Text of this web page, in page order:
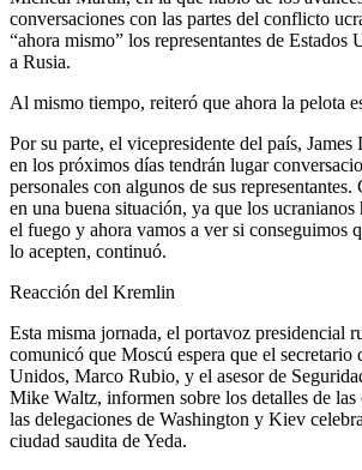
conversaciones con las partes del conflicto
“ahora mismo” los representantes de Estados
a Rusia.
Al mismo tiempo, reiteró que ahora la pelota
Por su parte, el vicepresidente del país, James
en los próximos días tendrán lugar
personales con algunos de sus representantes.
en una buena situación, ya que los ucranianos
el fuego y ahora vamos a ver si conseguimos
lo acepten, continuó.
Reacción del Kremlin
Esta misma jornada, el portavoz presidencial
comunicó que Moscú espera que el secretario
Unidos, Marco Rubio, y el asesor de
Mike Waltz, informen sobre los detalles de las
las delegaciones de Washington y Kiev
ciudad saudita de Yeda.